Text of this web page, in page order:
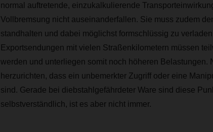
normal auftretende, einzukalkulierende
Vollbremsung nicht auseinanderfallen. Sie muss zudem
standhalten und dabei möglichst formschlüssig zu
Exportsendungen mit vielen Straßenkilometern müssen
werden und unterliegen somit noch höheren Belastungen.
herzurichten, dass ein unbemerkter Zugriff oder eine
sind. Gerade bei diebstahlgefährdeter Ware sind diese
selbstverständlich, ist es aber nicht immer.